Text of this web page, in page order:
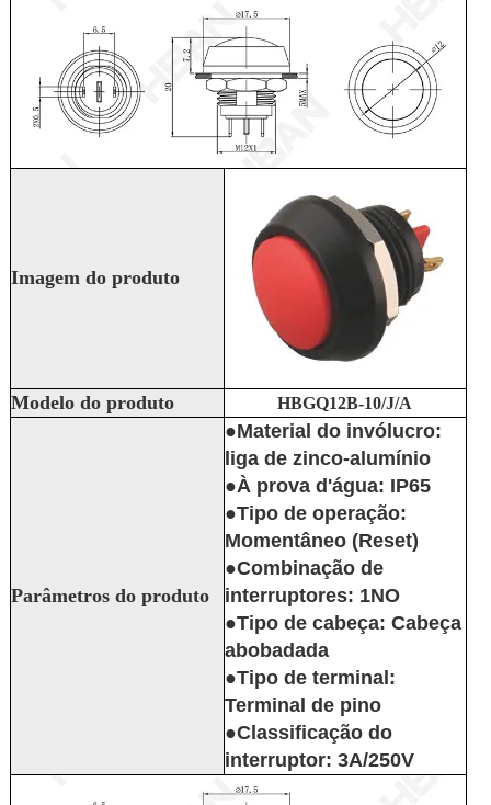
Imagem do produto
Modelo do produto HBGQ12B-10/J/A
Parâmetros do produto
●Material do invólucro:
liga de zinco-alumínio
●À prova d'água: IP65
●Tipo de operação:
Momentâneo (Reset)
●Combinação de
interruptores: 1NO
●Tipo de cabeça: Cabeça
abobadada
●Tipo de terminal:
Terminal de pino
●Classificação do
interruptor: 3A/250V